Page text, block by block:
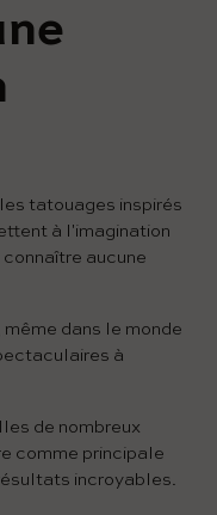
tatouages inspirés
à l'imagination
aucune
dans le monde
à
de nombreux
comme principale
incroyables.